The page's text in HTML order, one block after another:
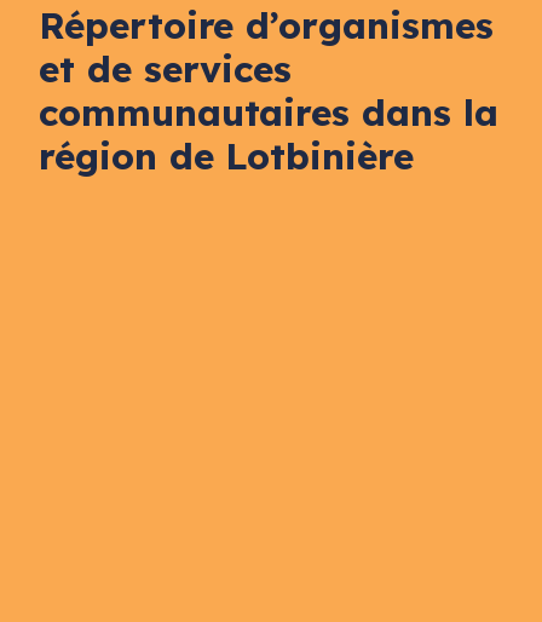
Répertoire d’organismes
et de services
communautaires dans la
région de Lotbinière